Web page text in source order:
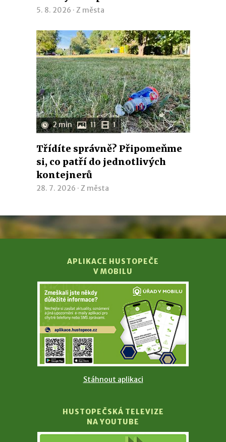
5. 8. 2026 · Z města
2 min 11 1
Třídíte správně? Připomeňme
si, co patří do jednotlivých
kontejnerů
28. 7. 2026 · Z města
APLIKACE HUSTOPEČE
V MOBILU
Stáhnout aplikaci
HUSTOPEČSKÁ TELEVIZE
NA YOUTUBE